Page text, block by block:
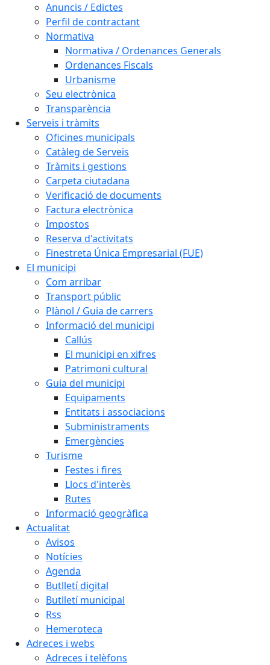
Anuncis / Edictes
Perfil de contractant
Normativa
Normativa / Ordenances Generals
Ordenances Fiscals
Urbanisme
Seu electrònica
Transparència
Serveis i tràmits
Oficines municipals
Catàleg de Serveis
Tràmits i gestions
Carpeta ciutadana
Verificació de documents
Factura electrònica
Impostos
Reserva d'activitats
Finestreta Única Empresarial (FUE)
El municipi
Com arribar
Transport públic
Plànol / Guia de carrers
Informació del municipi
Callús
El municipi en xifres
Patrimoni cultural
Guia del municipi
Equipaments
Entitats i associacions
Subministraments
Emergències
Turisme
Festes i fires
Llocs d'interès
Rutes
Informació geogràfica
Actualitat
Avisos
Notícies
Agenda
Butlletí digital
Butlletí municipal
Rss
Hemeroteca
Adreces i webs
Adreces i telèfons